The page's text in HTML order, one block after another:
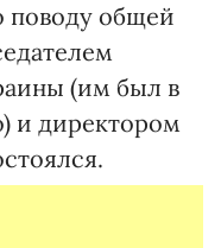
поводу общей
(им был в
и директором